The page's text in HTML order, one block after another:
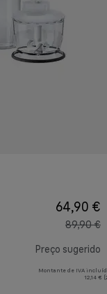
64,90 €
89,90 €
Preço sugerido
Montante de IVA
12,14 €